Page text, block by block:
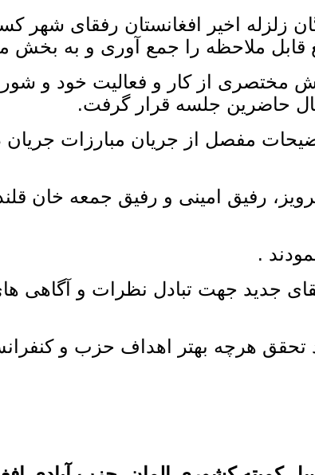
اخیر افغانستان رفقای شهر
قابل ملاحظه را جمع آوری و به بخش
از کار و فعالیت خود و
حاضرین جلسه قرار گرفت.
مفصل از جریان مبارزات جریان
رفیق امینی و رفیق جمعه خان
.
جدید جهت تبادل نظرات و
هرچه بهتر اهداف حزب و